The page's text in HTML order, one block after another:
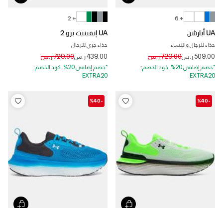
+ 6
UA أبارشن
حذاء للرجال والنساء
509.00 ر.س Price reduced from
729.00 ر.س to
*خصم إضافي 20%. كود الخصم:
EXTRA20
+ 2
UA إنفينيت برو 2
حذاء جري للرجال
439.00 ر.س Price reduced from
729.00 ر.س to
*خصم إضافي 20%. كود الخصم:
EXTRA20
-%40
-%40